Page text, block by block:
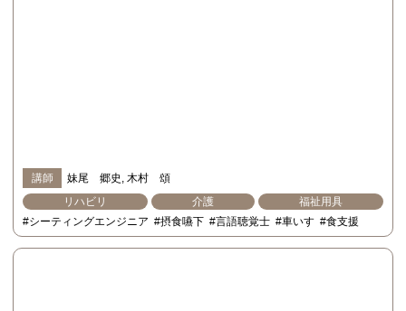
講師 妹尾 郷史
木村 頌
リハビリ
介護
福祉用具
#シーティングエンジニア #摂食嚥下 #言語聴覚士 #車いす #食支援